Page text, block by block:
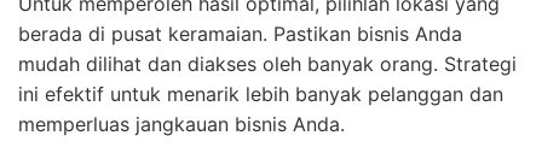
berada di pusat keramaian. Pastikan bisnis Anda
mudah dilihat dan diakses oleh banyak orang. Strategi
ini efektif untuk menarik lebih banyak pelanggan dan
memperluas jangkauan bisnis Anda.